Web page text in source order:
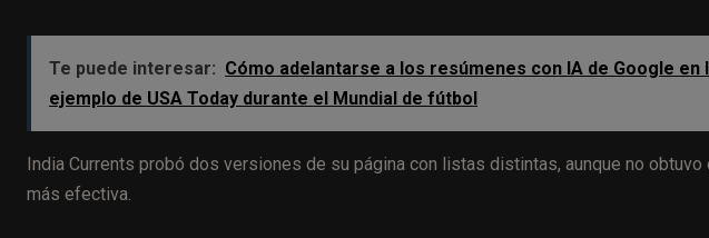
Te puede interesar: Cómo adelantarse a los resúmenes con IA de Google
ejemplo de USA Today durante el Mundial de fútbol
India Currents probó dos versiones de su página con listas distintas, aunque no
más efectiva.